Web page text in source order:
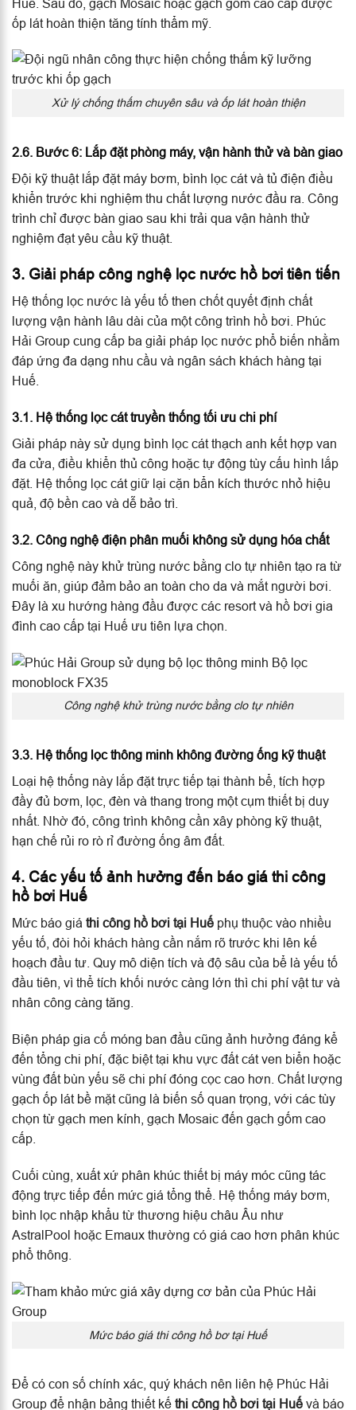
Huế. Sau đó, gạch Mosaic hoặc gạch gốm cao cấp được
ốp lát hoàn thiện tăng tính thẩm mỹ.
Xử lý chống thấm chuyên sâu và ốp lát hoàn thiện
2.6. Bước 6: Lắp đặt phòng máy, vận hành thử và bàn giao
Đội kỹ thuật lắp đặt máy bơm, bình lọc cát và tủ điện điều
khiển trước khi nghiệm thu chất lượng nước đầu ra. Công
trình chỉ được bàn giao sau khi trải qua vận hành thử
nghiệm đạt yêu cầu kỹ thuật.
3. Giải pháp công nghệ lọc nước hồ bơi tiên tiến
Hệ thống lọc nước là yếu tố then chốt quyết định chất
lượng vận hành lâu dài của một công trình hồ bơi. Phúc
Hải Group cung cấp ba giải pháp lọc nước phổ biến nhằm
đáp ứng đa dạng nhu cầu và ngân sách khách hàng tại
Huế.
3.1. Hệ thống lọc cát truyền thống tối ưu chi phí
Giải pháp này sử dụng bình lọc cát thạch anh kết hợp van
đa cửa, điều khiển thủ công hoặc tự động tùy cấu hình lắp
đặt. Hệ thống lọc cát giữ lại cặn bẩn kích thước nhỏ hiệu
quả, độ bền cao và dễ bảo trì.
3.2. Công nghệ điện phân muối không sử dụng hóa chất
Công nghệ này khử trùng nước bằng clo tự nhiên tạo ra từ
muối ăn, giúp đảm bảo an toàn cho da và mắt người bơi.
Đây là xu hướng hàng đầu được các resort và hồ bơi gia
đình cao cấp tại Huế ưu tiên lựa chọn.
Công nghệ khử trùng nước bằng clo tự nhiên
3.3. Hệ thống lọc thông minh không đường ống kỹ thuật
Loại hệ thống này lắp đặt trực tiếp tại thành bể, tích hợp
đầy đủ bơm, lọc, đèn và thang trong một cụm thiết bị duy
nhất. Nhờ đó, công trình không cần xây phòng kỹ thuật,
hạn chế rủi ro rò rỉ đường ống âm đất.
4. Các yếu tố ảnh hưởng đến báo giá thi công
hồ bơi Huế
Mức báo giá thi công hồ bơi tại Huế phụ thuộc vào nhiều
yếu tố, đòi hỏi khách hàng cần nắm rõ trước khi lên kế
hoạch đầu tư. Quy mô diện tích và độ sâu của bể là yếu tố
đầu tiên, vì thể tích khối nước càng lớn thì chi phí vật tư và
nhân công càng tăng.
Biện pháp gia cố móng ban đầu cũng ảnh hưởng đáng kể
đến tổng chi phí, đặc biệt tại khu vực đất cát ven biển hoặc
vùng đất bùn yếu sẽ chi phí đóng cọc cao hơn. Chất lượng
gạch ốp lát bề mặt cũng là biến số quan trọng, với các tùy
chọn từ gạch men kính, gạch Mosaic đến gạch gốm cao
cấp.
Cuối cùng, xuất xứ phân khúc thiết bị máy móc cũng tác
động trực tiếp đến mức giá tổng thể. Hệ thống máy bơm,
bình lọc nhập khẩu từ thương hiệu châu Âu như
AstralPool hoặc Emaux thường có giá cao hơn phân khúc
phổ thông.
Mức báo giá thi công hồ bơ tại Huế
Để có con số chính xác, quý khách nên liên hệ Phúc Hải
Group để nhận bảng thiết kế thi công hồ bơi tại Huế và báo